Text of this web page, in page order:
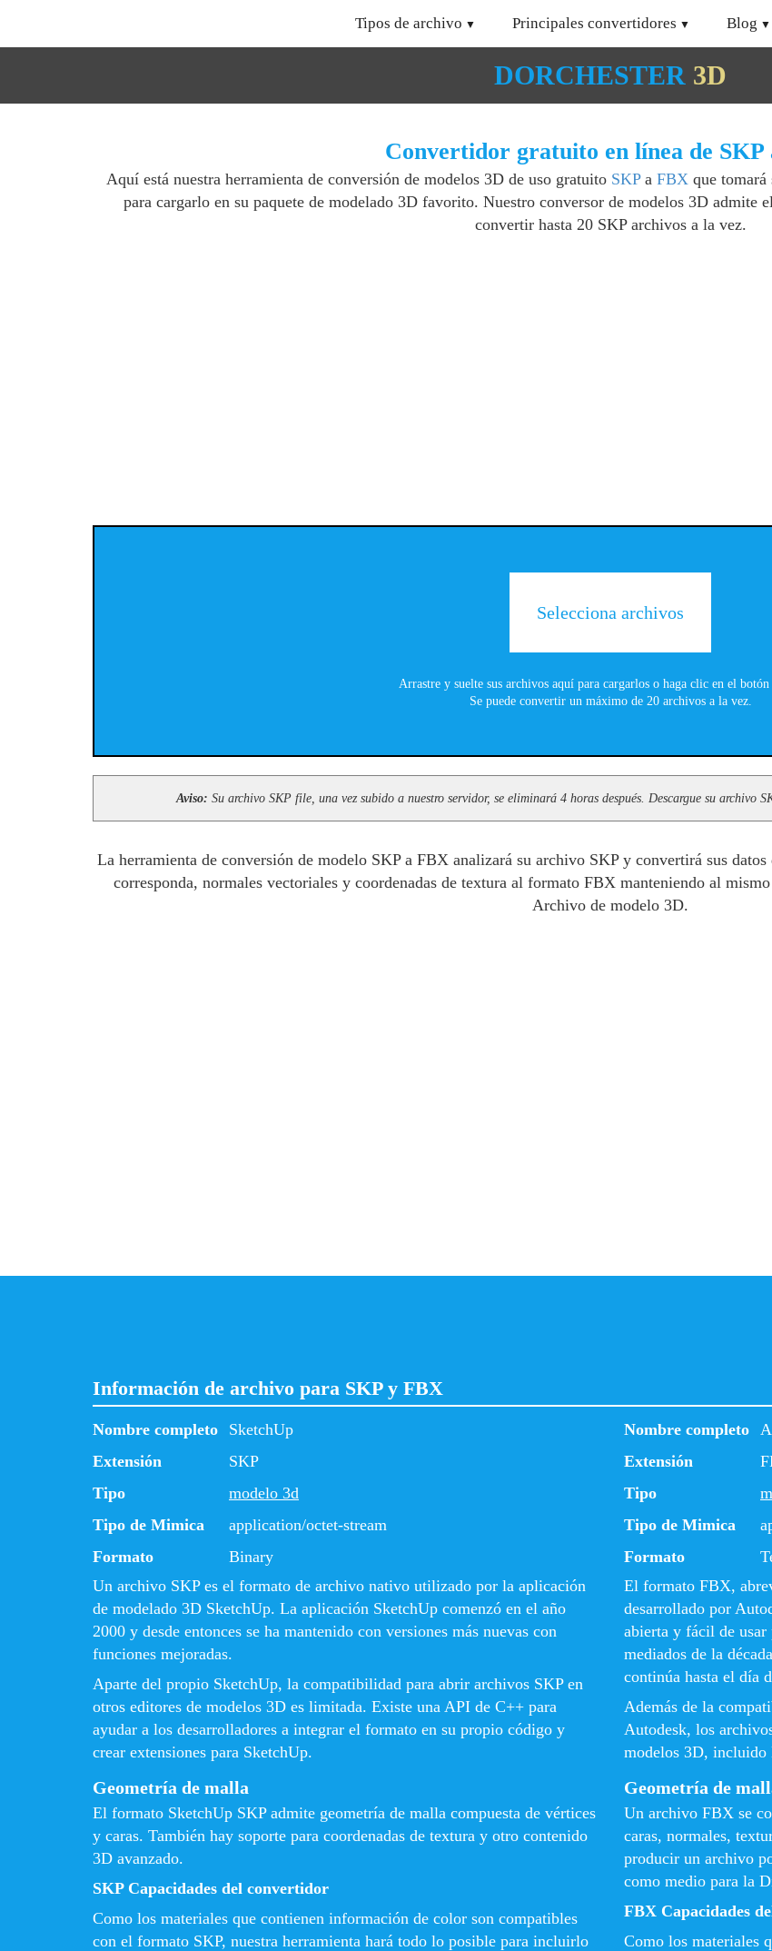
Tipos de archivo Principales convertidores Blog
DORCHESTER 3D
Convertidor gratuito en línea de SKP
Aquí está nuestra herramienta de conversión de modelos 3D de uso gratuito SKPa FBXque tomará
para cargarlo en su paquete de modelado 3D favorito. Nuestro conversor de modelos 3D admite
convertir hasta 20 SKP archivos a la vez.
Selecciona archivos
Arrastre y suelte sus archivos aquí para cargarlos o haga clic en el
Se puede convertir un máximo de 20 archivos a la vez.
Aviso: Su archivo SKP file, una vez subido a nuestro servidor, se eliminará 4 horas después. Descargue su archivo
La herramienta de conversión de modelo SKP a FBX analizará su archivo SKP y convertirá sus
corresponda, normales vectoriales y coordenadas de textura al formato FBX manteniendo al
Archivo de modelo 3D.
Información de archivo para SKP y FBX
Nombre completo
SketchUp
Extensión
SKP
Tipo
modelo 3d
Tipo de Mimica
application/octet-stream
Formato
Binary
Un archivo SKP es el formato de archivo nativo utilizado por la aplicación
de modelado 3D SketchUp. La aplicación SketchUp comenzó en el año
2000 y desde entonces se ha mantenido con versiones más nuevas con
funciones mejoradas.
Aparte del propio SketchUp, la compatibilidad para abrir archivos SKP en
otros editores de modelos 3D es limitada. Existe una API de C++ para
ayudar a los desarrolladores a integrar el formato en su propio código y
crear extensiones para SketchUp.
Geometría de malla
El formato SketchUp SKP admite geometría de malla compuesta de vértices
y caras. También hay soporte para coordenadas de textura y otro contenido
3D avanzado.
SKP Capacidades del convertidor
Como los materiales que contienen información de color son compatibles
con el formato SKP, nuestra herramienta hará todo lo posible para incluirlo
Nombre completo
Extensión
Tipo
Tipo de Mimica
Formato
El formato FBX,
desarrollado por
abierta y fácil de
mediados de la
continúa hasta el día
Además de la
Autodesk, los
modelos 3D, incluido
Geometría de
Un archivo FBX ​​se
caras, normales,
producir un archivo
como medio para la
FBX Capacidades
Como los materiales